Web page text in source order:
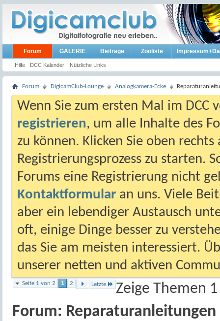
Forum
Hilfe DCC Kalender Nützliche Links
GALERIE Beiträge Zooliste
Forum DigicamClub-Lounge Analogkamera-Ecke
Wenn Sie zum ersten Mal im DCC
registrieren, um alle Inhalte des
zu können. Klicken Sie oben
Registrierungsprozess zu starten.
Forums eine Registrierung nicht
Kontaktformular an uns. Viele
aber ein lebendiger Austausch
oft, einige Dinge besser zu
das Sie am meisten interessiert.
unserer netten und aktiven
Seite 1 von 2 1 2 Letzte Zeige Themen
Forum: Reparaturanleitungen